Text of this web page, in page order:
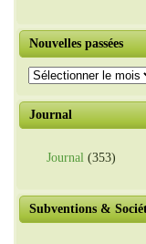
Nouvelles passées
Nouvelles
passées
Journal
Journal (353)
Subventions &